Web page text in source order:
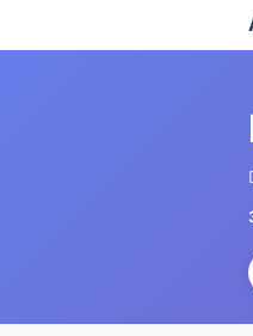
Panneau de gestion des